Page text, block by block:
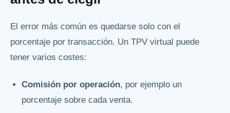
El error más común es quedarse solo con el
porcentaje por transacción. Un TPV virtual puede
tener varios costes:
Comisión por operación, por ejemplo un
porcentaje sobre cada venta.